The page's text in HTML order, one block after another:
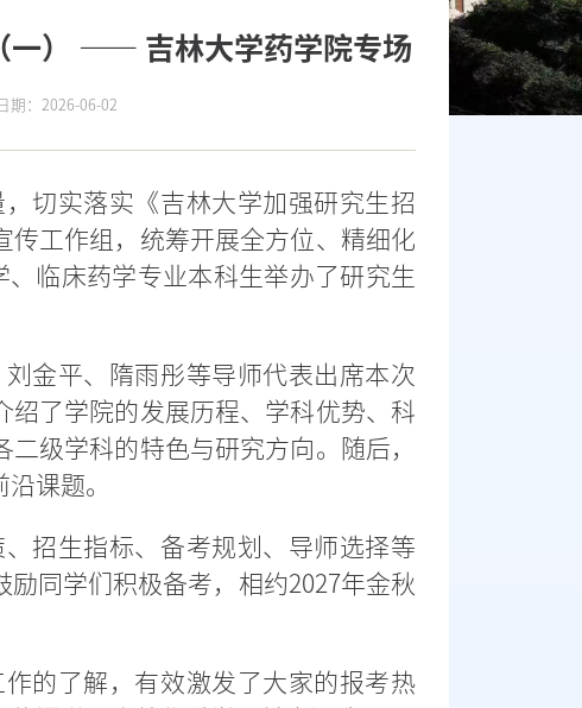
一） —— 吉林大学药学院专场
期：2026-06-02
切实落实《吉林大学加强研究生招
传工作组，统筹开展全方位、精细化
临床药学专业本科生举办了研究生
金平、隋雨彤等导师代表出席本次
绍了学院的发展历程、学科优势、科
级学科的特色与研究方向。随后，
课题。
招生指标、备考规划、导师选择等
同学们积极备考，相约2027年金秋
的了解，有效激发了大家的报考热